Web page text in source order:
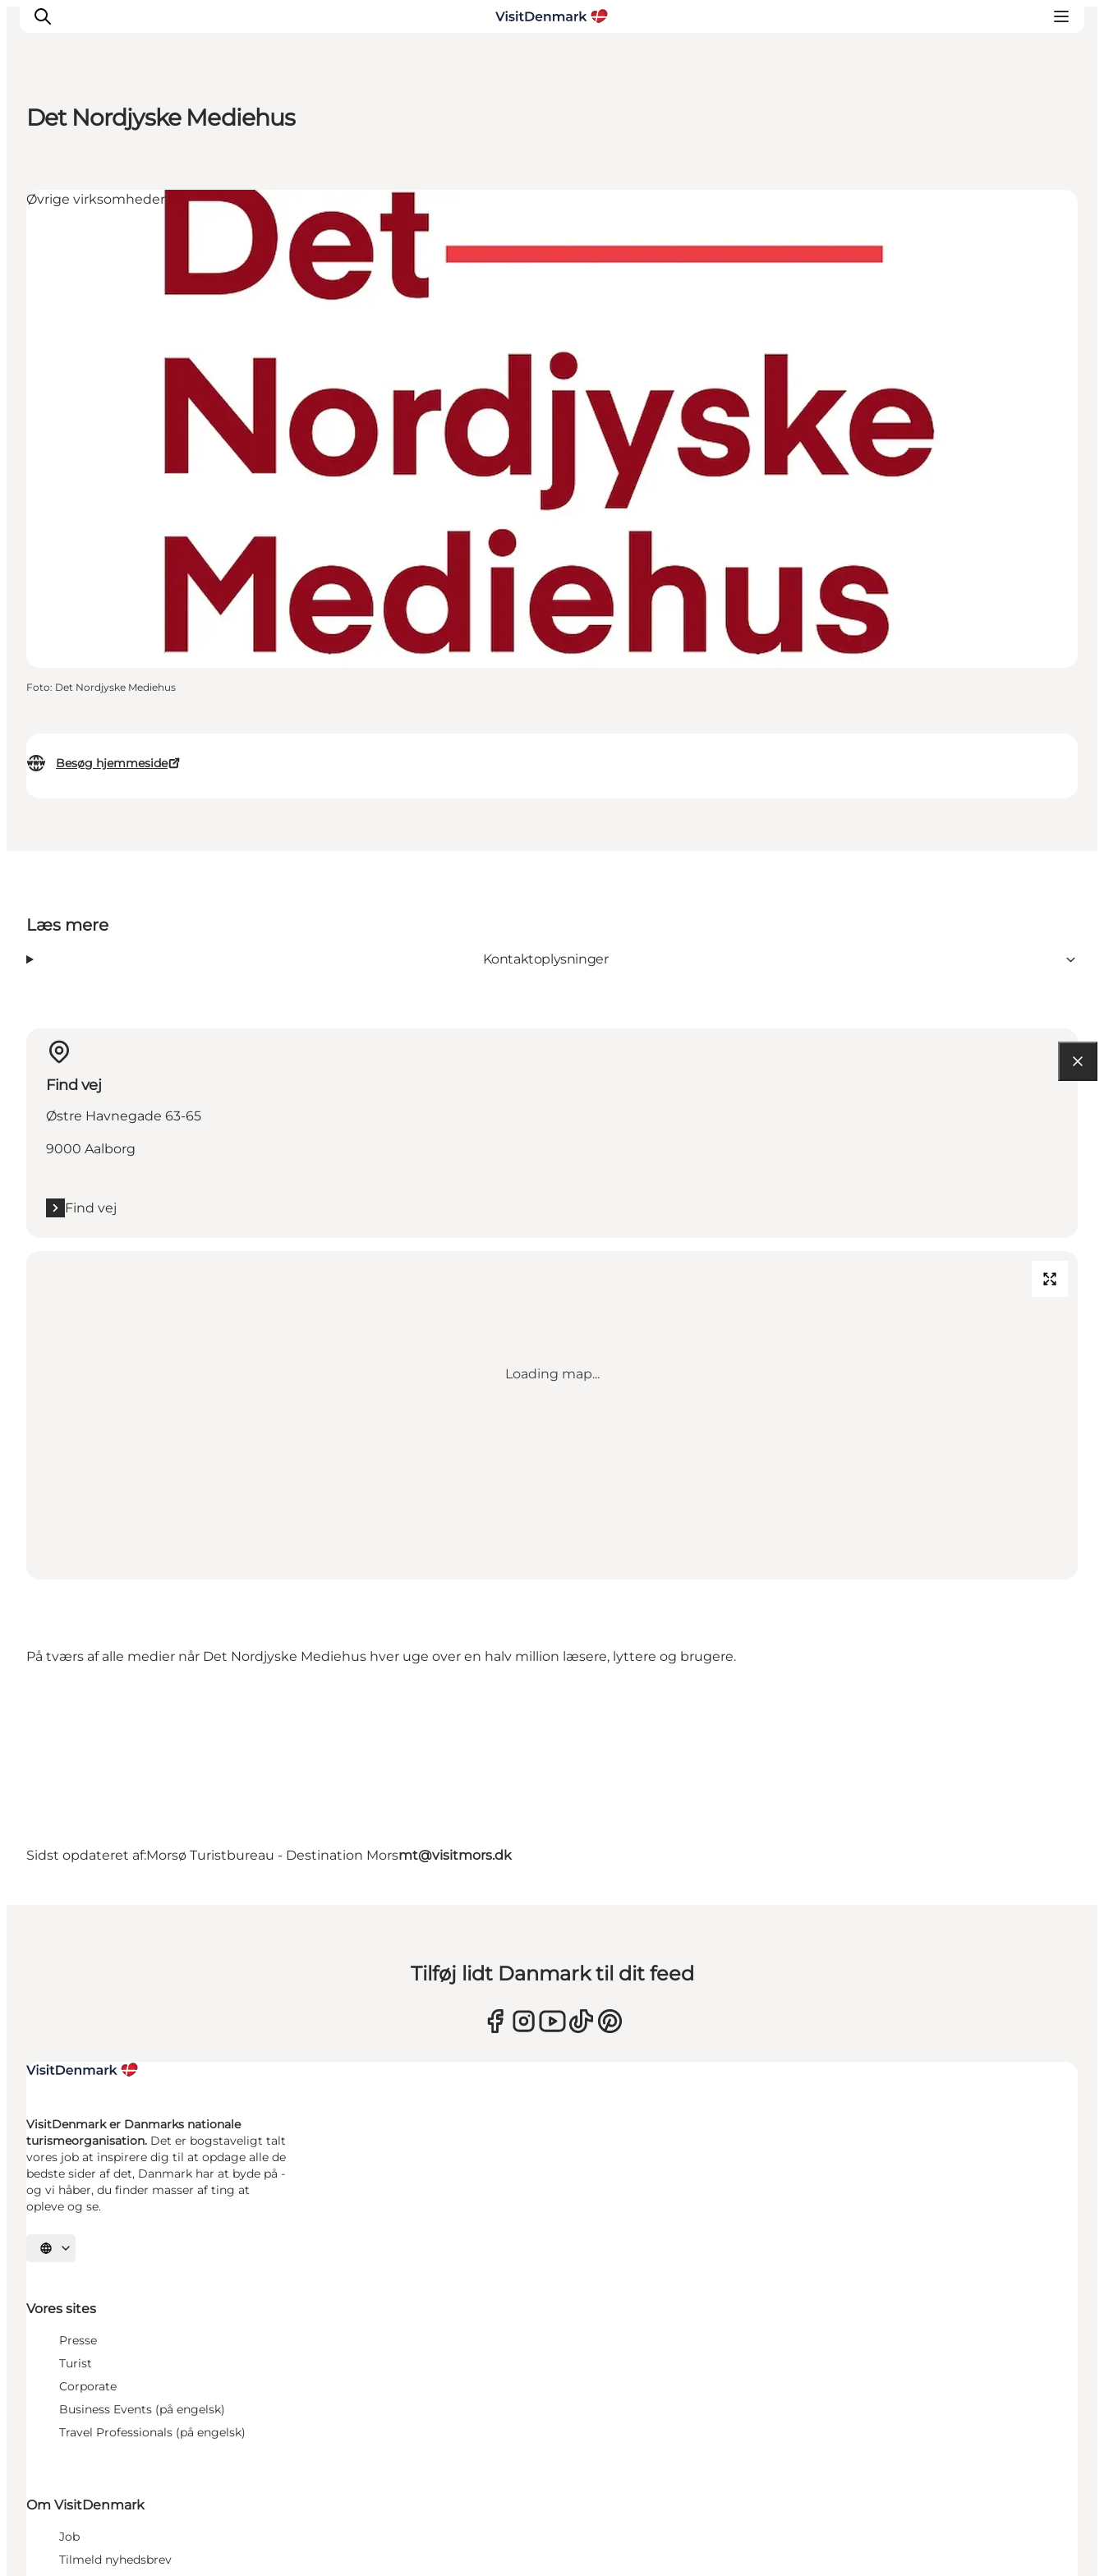
Overnatning
Det Nordjyske Mediehus
Besøg hjemmeside
Øvrige virksomheder
Foto: Det Nordjyske Mediehus
Læs mere
Kontaktoplysninger
Find vej
Østre Havnegade 63-65
9000 Aalborg
Find vej
Loading map...
På tværs af alle medier når Det Nordjyske Mediehus hver uge over en halv million læsere, lyttere og brugere.
Sidst opdateret af:Morsø Turistbureau - Destination Morsmt@visitmors.dk
Tilføj lidt Danmark til dit feed
VisitDenmark er Danmarks nationale
turismeorganisation. Det er bogstaveligt talt
vores job at inspirere dig til at opdage alle de
bedste sider af det, Danmark har at byde på -
og vi håber, du finder masser af ting at
opleve og se.
Vælg sprog
Vores sites
Presse
Turist
Corporate
Business Events (på engelsk)
Travel Professionals (på engelsk)
Om VisitDenmark
Job
Tilmeld nyhedsbrev